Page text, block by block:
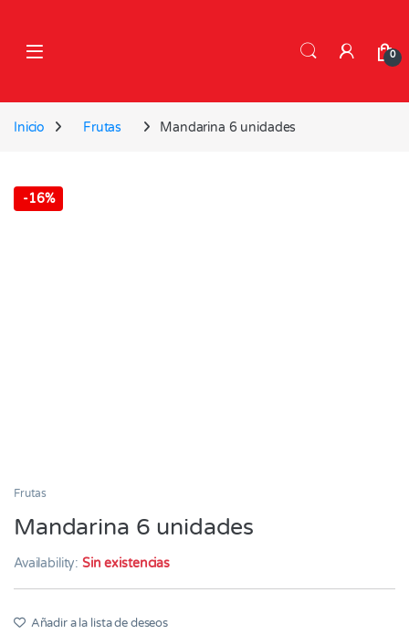
0
Inicio Frutas Mandarina 6 unidades
-16%
Frutas
Mandarina 6 unidades
Availability:Sin existencias
Añadir a la lista de deseos